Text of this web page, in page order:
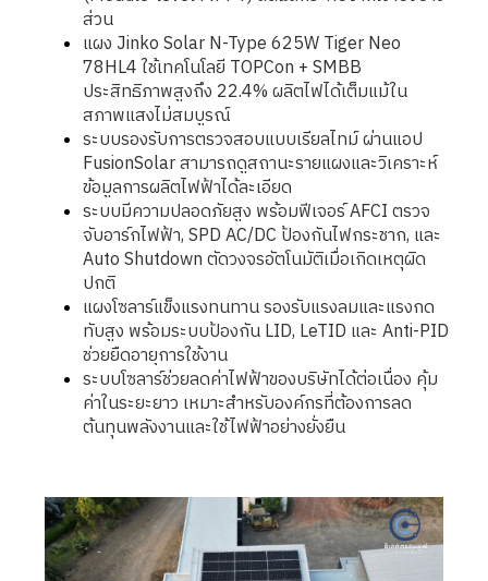
ส่วน
แผง Jinko Solar N-Type 625W Tiger Neo
78HL4 ใช้เทคโนโลยี TOPCon + SMBB
ประสิทธิภาพสูงถึง 22.4% ผลิตไฟได้เต็มแม้ใน
สภาพแสงไม่สมบูรณ์
ระบบรองรับการตรวจสอบแบบเรียลไทม์ ผ่านแอป
FusionSolar สามารถดูสถานะรายแผงและวิเคราะห์
ข้อมูลการผลิตไฟฟ้าได้ละเอียด
ระบบมีความปลอดภัยสูง พร้อมฟีเจอร์ AFCI ตรวจ
จับอาร์กไฟฟ้า, SPD AC/DC ป้องกันไฟกระชาก, และ
Auto Shutdown ตัดวงจรอัตโนมัติเมื่อเกิดเหตุผิด
ปกติ
แผงโซลาร์แข็งแรงทนทาน รองรับแรงลมและแรงกด
ทับสูง พร้อมระบบป้องกัน LID, LeTID และ Anti-PID
ช่วยยืดอายุการใช้งาน
ระบบโซลาร์ช่วยลดค่าไฟฟ้าของบริษัทได้ต่อเนื่อง คุ้ม
ค่าในระยะยาว เหมาะสำหรับองค์กรที่ต้องการลด
ต้นทุนพลังงานและใช้ไฟฟ้าอย่างยั่งยืน